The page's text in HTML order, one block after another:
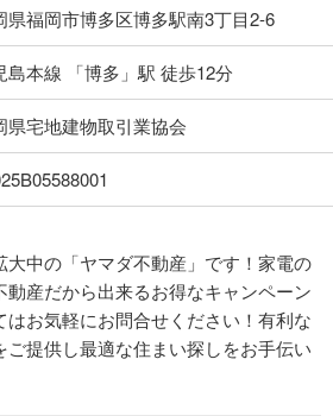
県福岡市博多区博多駅南3丁目2-6
島本線 「博多」駅 徒歩12分
県宅地建物取引業協会
大中の「ヤマダ不動産」です！家電の
産だから出来るお得なキャンペーン
はお気軽にお問合せください！有利な
提供し最適な住まい探しをお手伝い